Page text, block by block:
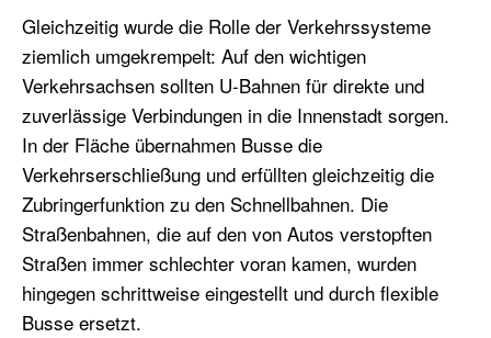
Gleichzeitig wurde die Rolle der Verkehrssysteme
ziemlich umgekrempelt: Auf den wichtigen
Verkehrsachsen sollten U-Bahnen für direkte und
zuverlässige Verbindungen in die Innenstadt sorgen.
In der Fläche übernahmen Busse die
Verkehrserschließung und erfüllten gleichzeitig die
Zubringerfunktion zu den Schnellbahnen. Die
Straßenbahnen, die auf den von Autos verstopften
Straßen immer schlechter voran kamen, wurden
hingegen schrittweise eingestellt und durch flexible
Busse ersetzt.